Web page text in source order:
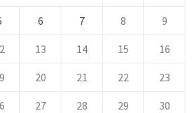
6 7 8 9
13 14 15 16
20 21 22 23
27 28 29 30